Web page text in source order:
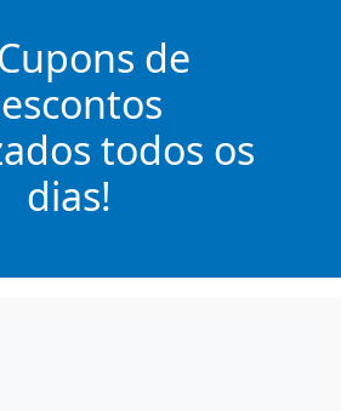
Cupons de
todos os
dias!